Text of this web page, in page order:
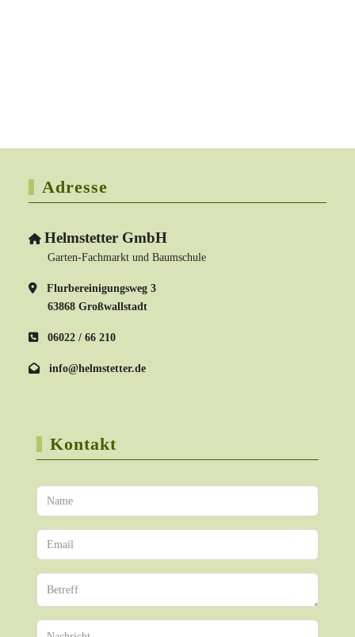
Adresse
Helmstetter GmbH
Garten-Fachmarkt und Baumschule
Flurbereinigungsweg 3
63868 Großwallstadt
06022 / 66 210
info@helmstetter.de
Kontakt